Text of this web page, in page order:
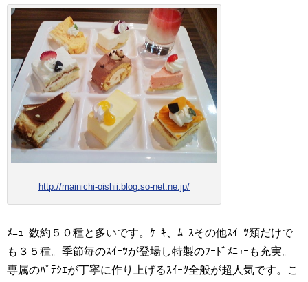
http://mainichi-oishii.blog.so-net.ne.jp/
ﾒﾆｭｰ数約５０種と多いです。ｹｰｷ、ﾑｰｽその他ｽｲｰﾂ類だけで
も３５種。季節毎のｽｲｰﾂが登場し特製のﾌｰﾄﾞﾒﾆｭｰも充実。
専属のﾊﾟﾃｼｴが丁寧に作り上げるｽｲｰﾂ全般が超人気です。こ